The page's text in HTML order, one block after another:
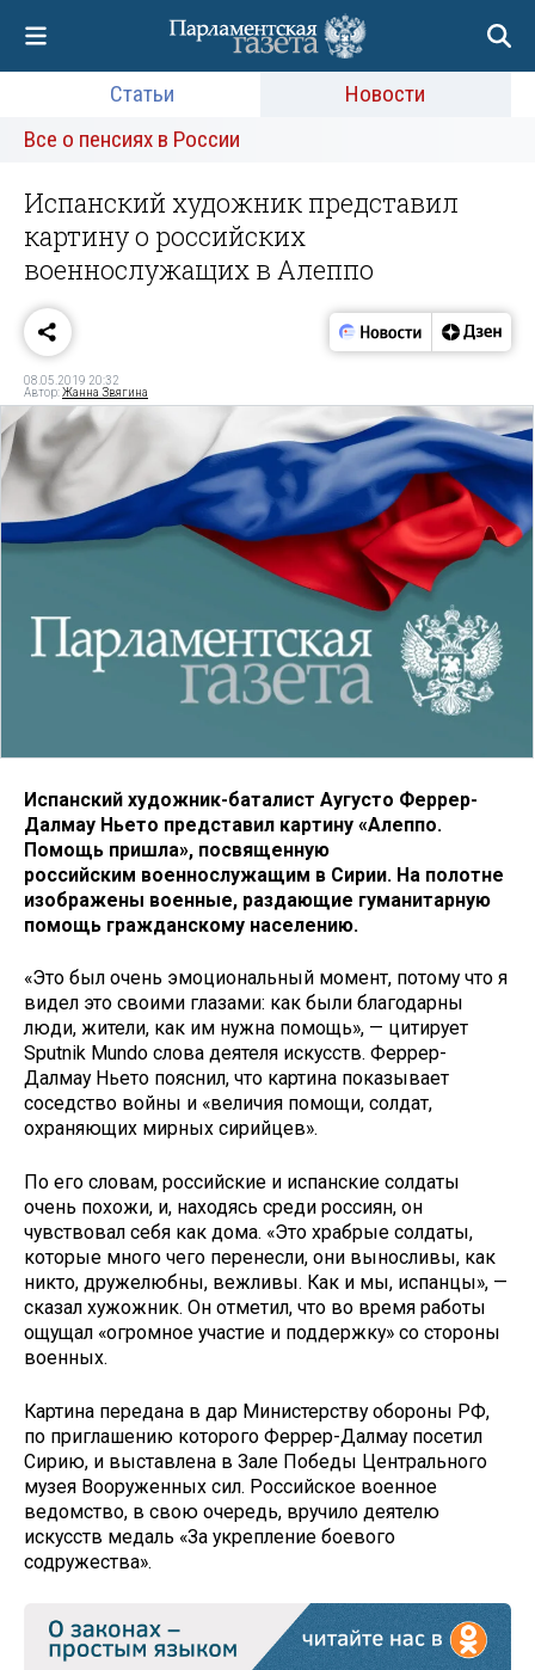
Статьи
Новости
Все о пенсиях в России
Испанский художник представил
картину о российских
военнослужащих в Алеппо
08.05.2019 20:32
Автор:Жанна Звягина
Испанский художник-баталист Аугусто Феррер-
Далмау Ньето представил картину «Алеппо.
Помощь пришла», посвященную
российским военнослужащим в Сирии. На полотне
изображены военные, раздающие гуманитарную
помощь гражданскому населению.
«Это был очень эмоциональный момент, потому что я
видел это своими глазами: как были благодарны
люди, жители, как им нужна помощь», — цитирует
Sputnik Mundo слова деятеля искусств. Феррер-
Далмау Ньето пояснил, что картина показывает
соседство войны и «величия помощи, солдат,
охраняющих мирных сирийцев».
По его словам, российские и испанские солдаты
очень похожи, и, находясь среди россиян, он
чувствовал себя как дома. «Это храбрые солдаты,
которые много чего перенесли, они выносливы, как
никто, дружелюбны, вежливы. Как и мы, испанцы», —
сказал хужожник. Он отметил, что во время работы
ощущал «огромное участие и поддержку» со стороны
военных.
Картина передана в дар Министерству обороны РФ,
по приглашению которого Феррер-Далмау посетил
Сирию, и выставлена в Зале Победы Центрального
музея Вооруженных сил. Российское военное
ведомство, в свою очередь, вручило деятелю
искусств медаль «За укрепление боевого
содружества».